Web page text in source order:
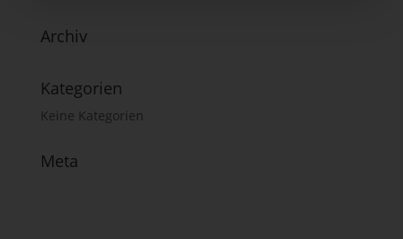
Archiv
Kategorien
Keine Kategorien
Meta